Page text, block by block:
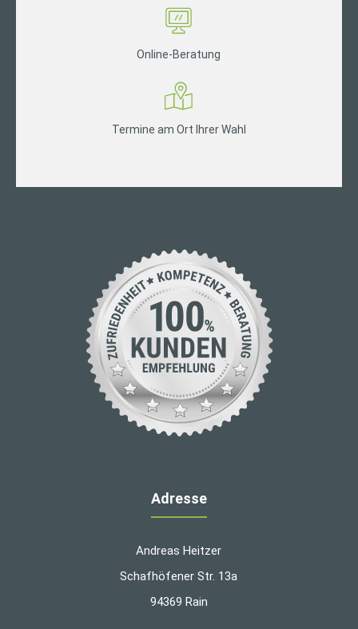
Online-Beratung
Termine am Ort Ihrer Wahl
Adresse
Andreas Heitzer
Schafhöfener Str. 13a
94369 Rain